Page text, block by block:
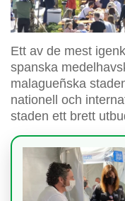
Ett av de mest
spanska
malagueñska
nationell och
staden ett brett